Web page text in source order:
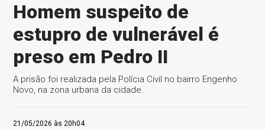
Homem suspeito de
estupro de vulnerável é
preso em Pedro II
A prisão foi realizada pela Polícia Civil no bairro Engenho
Novo, na zona urbana da cidade.
21/05/2026 às 20h04